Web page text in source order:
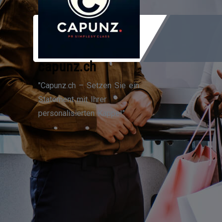
Zum
Inhalt
capunz.ch
"Capunz.ch – Setzen Sie ein
Statement mit Ihrer
personalisierten Kappe!"